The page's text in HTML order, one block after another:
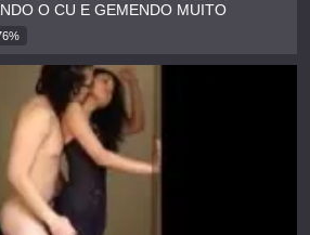
O CU E GEMENDO MUITO